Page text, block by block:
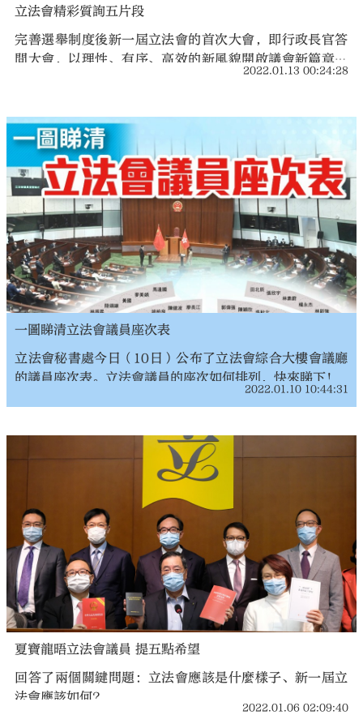
立法會精彩質詢五片段
完善選舉制度後新一屆立法會的首次大會，即行政長官答
問大會，以理性、有序、高效的新風貌開啟議會新篇章。
答問會順暢進行逾兩小時，行政長官林鄭月娥回答議員 17
頻、精彩紛呈。
2022.01.13 00:24:28
一圖睇清立法會議員座次表
立法會秘書處今日（10日）公布了立法會綜合大樓會議廳
的議員座次表。立法會議員的座次如何排列，快來睇下！
2022.01.10 10:44:31
夏寶龍晤立法會議員 提五點希望
回答了兩個關鍵問題：立法會應該是什麼樣子、新一屆立
法會應該如何?
2022.01.06 02:09:40